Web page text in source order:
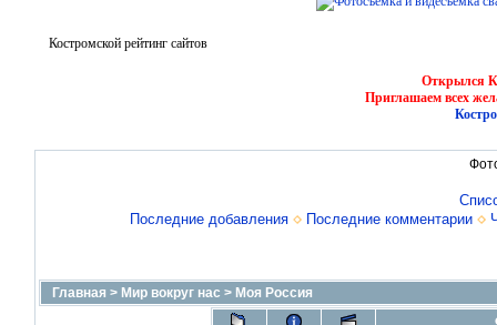
Костромской рейтинг сайтов
Открылся
Приглашаем всех
Последние добавления
Последние комментарии
Главная > Мир вокруг нас > Моя Россия